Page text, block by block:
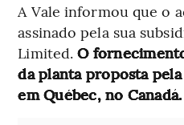
A Vale informou que o
assinado pela sua
Limited.O
da planta proposta
em Québec, no Canadá.